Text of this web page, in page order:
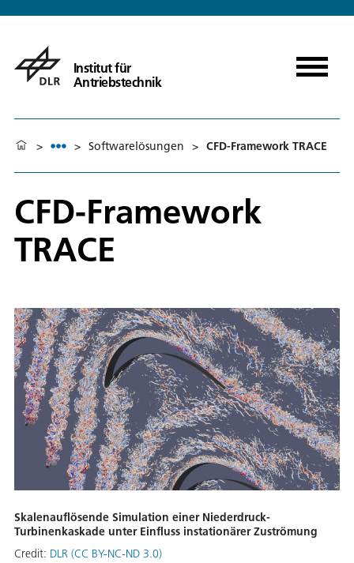
Institut für
Antriebstechnik
> > Softwarelösungen > CFD-Framework TRACE
CFD-Framework
TRACE
Skalenauflösende Simulation einer Niederdruck-
Turbinenkaskade unter Einfluss instationärer Zuströmung
Credit: DLR (CC BY-NC-ND 3.0)